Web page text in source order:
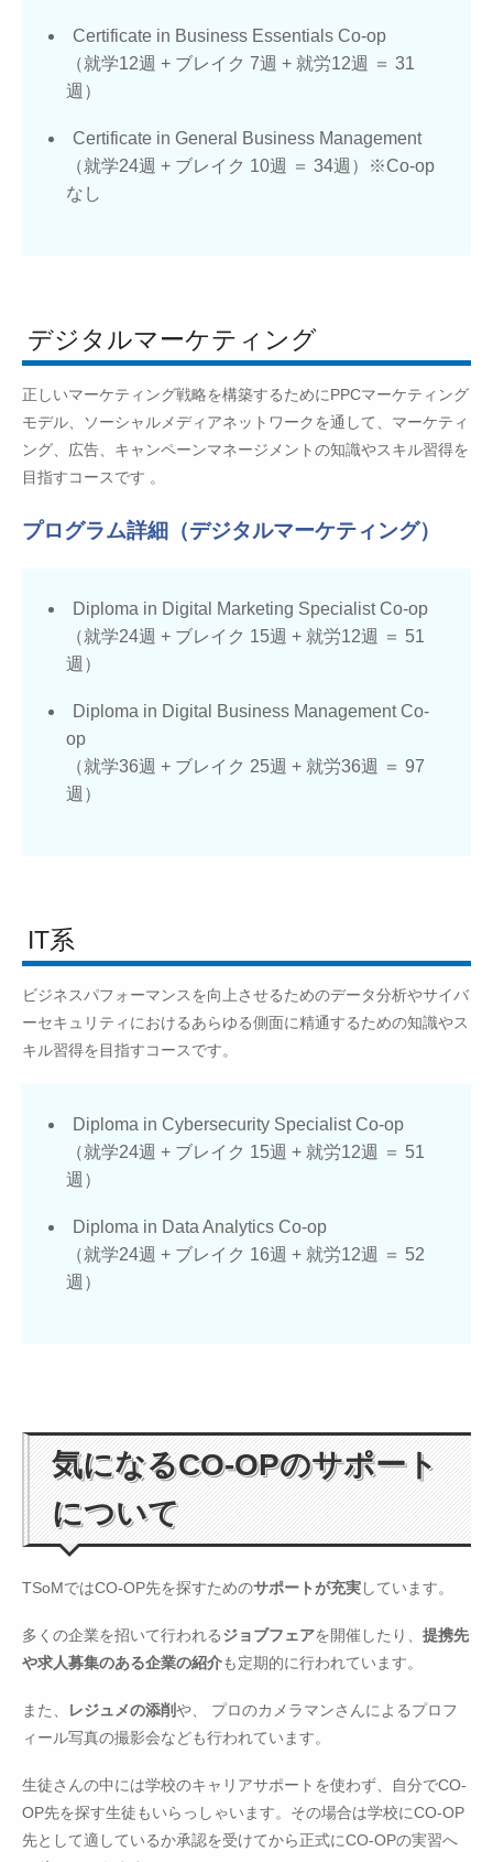
Certificate in Business Essentials Co-op
（就学12週 + ブレイク 7週 + 就労12週 ＝ 31
週）
Certificate in General Business Management
（就学24週 + ブレイク 10週 ＝ 34週）※Co-op
なし
デジタルマーケティング
正しいマーケティング戦略を構築するためにPPCマーケティング
モデル、ソーシャルメディアネットワークを通して、マーケティ
ング、広告、キャンペーンマネージメントの知識やスキル習得を
目指すコースです 。
プログラム詳細（デジタルマーケティング）
Diploma in Digital Marketing Specialist Co-op
（就学24週 + ブレイク 15週 + 就労12週 ＝ 51
週）
Diploma in Digital Business Management Co-
op
（就学36週 + ブレイク 25週 + 就労36週 ＝ 97
週）
IT系
ビジネスパフォーマンスを向上させるためのデータ分析やサイバ
ーセキュリティにおけるあらゆる側面に精通するための知識やス
キル習得を目指すコースです。
Diploma in Cybersecurity Specialist Co-op
（就学24週 + ブレイク 15週 + 就労12週 ＝ 51
週）
Diploma in Data Analytics Co-op
（就学24週 + ブレイク 16週 + 就労12週 ＝ 52
週）
気になるCO-OPのサポート
について
TSoMではCO-OP先を探すためのサポートが充実しています。
多くの企業を招いて行われるジョブフェアを開催したり、 提携先
や求人募集のある企業の紹介も定期的に行われています。
また、 レジュメの添削や、 プロのカメラマンさんによるプロフ
ィール写真の撮影会なども行われています。
生徒さんの中には学校のキャリアサポートを使わず、自分でCO-
OP先を探す生徒もいらっしゃいます。その場合は学校にCO-OP
先として適しているか承認を受けてから正式にCO-OPの実習へ